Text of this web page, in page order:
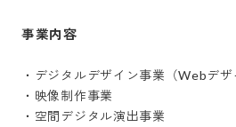
事業内容
・デジタルデザイン事業（Webデザ
・映像制作事業
・空間デジタル演出事業